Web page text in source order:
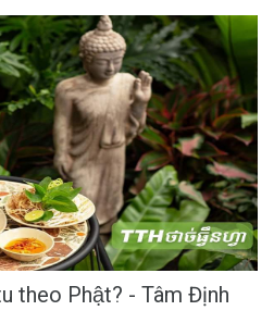
theo Phật? - Tâm Định